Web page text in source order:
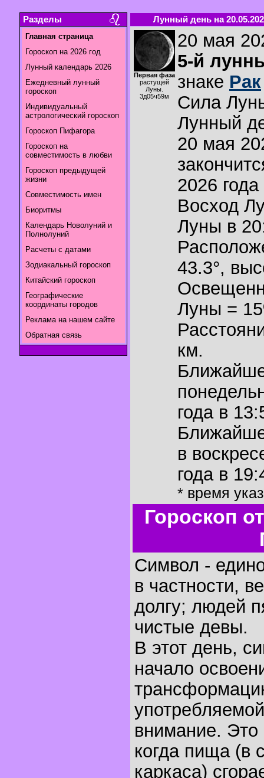
Разделы
Главная страница
Гороскоп на 2026 год
Лунный календарь 2026
Ежедневный лунный
гороскоп
Индивидуальный
астрологический гороскоп
Гороскоп Пифагора
Гороскоп на
совместимость в любви
Гороскоп предыдущей
жизни
Совместимость имен
Биоритмы
Календарь Новолуний и
Полнолуний
Расчеты с датами
Зодиакальный гороскоп
Китайский гороскоп
Географические
координаты городов
Реклама на нашем сайте
Обратная связь
Лунный день на
Первая фаза
растущей
Луны.
3д05ч59м
20 мая
5-й
знаке Рак
Сила
Лунный
20 мая
2026
Восход
Луны в
43.3°,
Луны =
км.
года в
в
года в
* время
Гороскоп
Символ -
в частности,
долгу; людей
чистые девы.
В этот день,
начало
внимание. Это
когда пища (в
каркаса)